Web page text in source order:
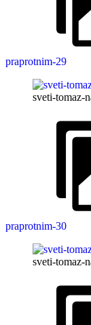
praprotnim-29
sveti-tomaz-
praprotnim-30
sveti-tomaz-